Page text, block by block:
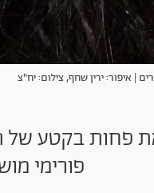
| איפור: ירין שחף, צילום: יח"צ
פחות בקטע של
פורימי